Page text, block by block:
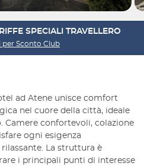
SPECIALI TRAVELLERO
per Sconto Club
ad Atene unisce comfort
nel cuore della città, ideale
Camere confortevoli, colazione
ogni esigenza
La struttura è
i principali punti di interesse